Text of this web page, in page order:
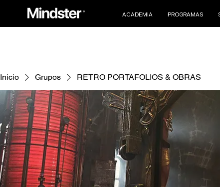
ACADEMIA PROGRAMAS
Inicio Grupos RETRO PORTAFOLIOS & OBRAS